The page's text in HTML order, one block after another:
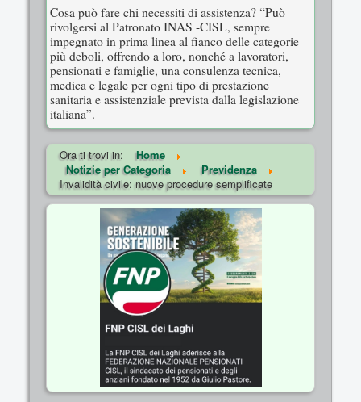
Cosa può fare chi necessiti di assistenza? “Può
rivolgersi al Patronato INAS -CISL, sempre
impegnato in prima linea al fianco delle categorie
più deboli, offrendo a loro, nonché a lavoratori,
pensionati e famiglie, una consulenza tecnica,
medica e legale per ogni tipo di prestazione
sanitaria e assistenziale prevista dalla legislazione
italiana”.
Ora ti trovi in:
Home
Notizie per Categoria
Previdenza
Invalidità civile: nuove procedure semplificate